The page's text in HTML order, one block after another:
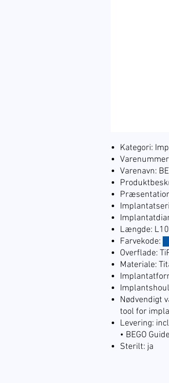
Kategori:
Varenavn:
Længde: L10
Farvekode:
Overflade:
Materiale:
Nødvendigt
tool for
Levering:
• BEGO
Sterilt: ja